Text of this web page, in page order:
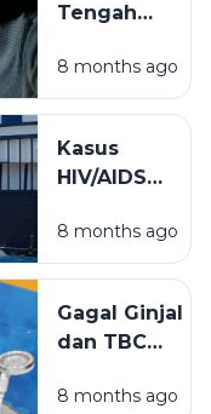
Tengah
Panduan
Kesehatan
Generasi
Digital
8 months ago
Kasus
HIV/AIDS
Sampang
Turun,
Stop
Stigma dan
8 months ago
Gagal Ginjal
dan TBC
Berpotensi
8 months ago